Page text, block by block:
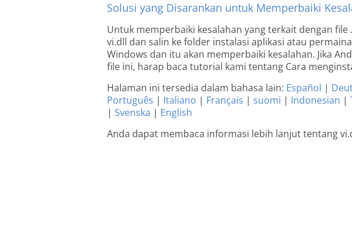
Solusi yang Disarankan untuk Memperbaiki
Untuk memperbaiki kesalahan yang terkait dengan file
vi.dll dan salin ke folder instalasi aplikasi atau
Windows dan itu akan memperbaiki kesalahan. Jika
file ini, harap baca tutorial kami tentang Cara
Halaman ini tersedia dalam bahasa lain: Español |
Português | Italiano | Français | suomi | Indonesian |
| Svenska | English
Anda dapat membaca informasi lebih lanjut tentang